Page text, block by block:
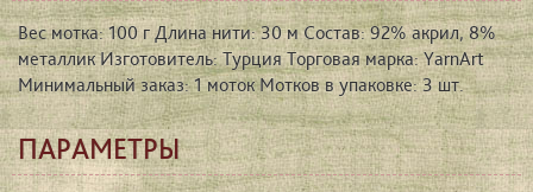
Вес мотка: 100 г Длина нити: 30 м Состав: 92% акрил, 8%
металлик Изготовитель: Турция Торговая марка: YarnArt
Минимальный заказ: 1 моток Мотков в упаковке: 3 шт.
ПАРАМЕТРЫ